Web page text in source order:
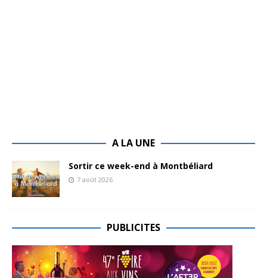
A LA UNE
Sortir ce week-end à Montbéliard
7 août 2026
PUBLICITES